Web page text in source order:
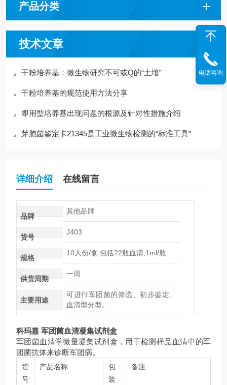
产品分类
技术文章
干粉培养基：微生物研究不可或Q的“土壤”
干粉培养基的规范使用方法分享
即用型培养基出现问题的根源及针对性措施介绍
芽胞菌鉴定卡21345是工业微生物检测的“标准工具”
详细介绍 在线留言
品牌
其他品牌
货号
J403
规格
10人份/盒 包括22瓶血清,1ml/瓶
供货周期
一周
主要用途
可进行军团菌的筛选、初步鉴定、
血清型分型。
科玛嘉 军团菌血清凝集试剂盒
军团菌血清学微量凝集试剂盒，用于检测样品血清中的军
团菌抗体来诊断军团病。
货
号
产品名称
包
装
备注
电话咨询